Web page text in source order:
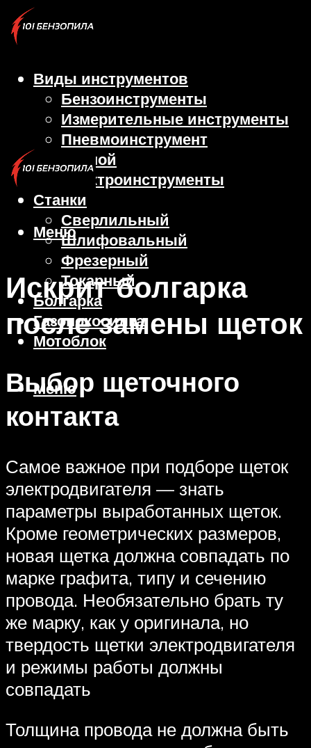
Виды инструментов
Бензоинструменты
Измерительные инструменты
Пневмоинструмент
Ручной
Электроинструменты
Станки
Сверлильный
Шлифовальный
Фрезерный
Токарный
Болгарка
Газонокосилка
Мотоблок
Меню
Меню
Искрит болгарка
после замены щеток
Выбор щеточного
контакта
Самое важное при подборе щеток
электродвигателя — знать
параметры выработанных щеток.
Кроме геометрических размеров,
новая щетка должна совпадать по
марке графита, типу и сечению
провода. Необязательно брать ту
же марку, как у оригинала, но
твердость щетки электродвигателя
и режимы работы должны
совпадать
Толщина провода не должна быть